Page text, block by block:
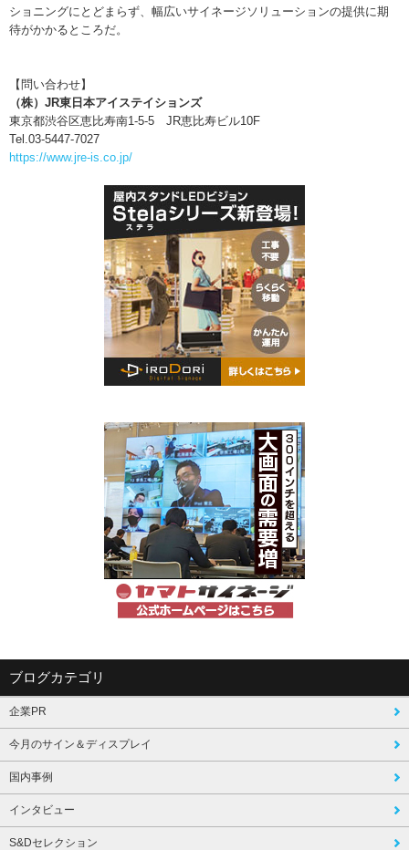
ショニングにとどまらず、幅広いサイネージソリューションの提供に期
待がかかるところだ。
【問い合わせ】
（株）JR東日本アイステイションズ
東京都渋谷区恵比寿南1-5-5 JR恵比寿ビル10F
Tel.03-5447-7027
https://www.jre-is.co.jp/
ブログカテゴリ
企業PR
今月のサイン＆ディスプレイ
国内事例
インタビュー
S&Dセレクション